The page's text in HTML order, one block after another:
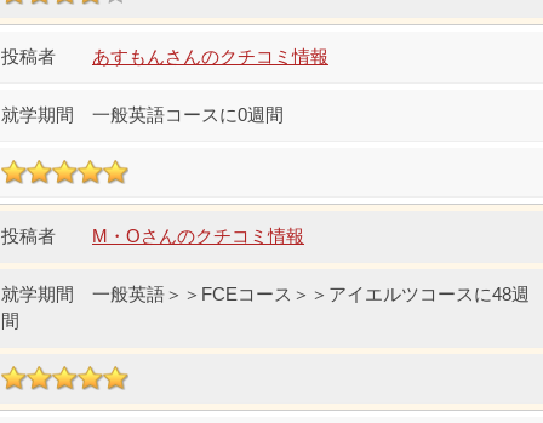
あすもんさんのクチコミ情報
一般英語コースに0週間
M・Oさんのクチコミ情報
一般英語＞＞FCEコース＞＞アイエルツコースに48週
間